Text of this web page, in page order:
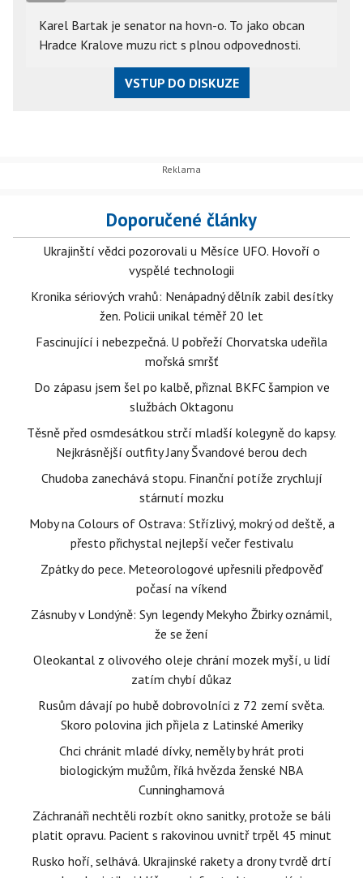
Karel Bartak je senator na hovn-o. To jako obcan
Hradce Kralove muzu rict s plnou odpovednosti.
VSTUP DO DISKUZE
Doporučené články
Ukrajinští vědci pozorovali u Měsíce UFO. Hovoří o
vyspělé technologii
Kronika sériových vrahů: Nenápadný dělník zabil desítky
žen. Policii unikal téměř 20 let
Fascinující i nebezpečná. U pobřeží Chorvatska udeřila
mořská smršť
Do zápasu jsem šel po kalbě, přiznal BKFC šampion ve
službách Oktagonu
Těsně před osmdesátkou strčí mladší kolegyně do kapsy.
Nejkrásnější outfity Jany Švandové berou dech
Chudoba zanechává stopu. Finanční potíže zrychlují
stárnutí mozku
Moby na Colours of Ostrava: Střízlivý, mokrý od deště, a
přesto přichystal nejlepší večer festivalu
Zpátky do pece. Meteorologové upřesnili předpověď
počasí na víkend
Zásnuby v Londýně: Syn legendy Mekyho Žbirky oznámil,
že se žení
Oleokantal z olivového oleje chrání mozek myší, u lidí
zatím chybí důkaz
Rusům dávají po hubě dobrovolníci z 72 zemí světa.
Skoro polovina jich přijela z Latinské Ameriky
Chci chránit mladé dívky, neměly by hrát proti
biologickým mužům, říká hvězda ženské NBA
Cunninghamová
Záchranáři nechtěli rozbít okno sanitky, protože se báli
platit opravu. Pacient s rakovinou uvnitř trpěl 45 minut
Rusko hoří, selhává. Ukrajinské rakety a drony tvrdě drtí